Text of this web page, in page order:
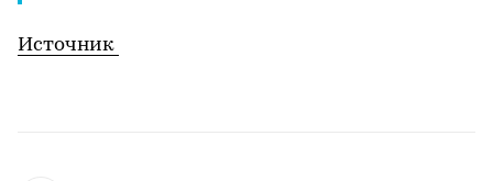
Источник